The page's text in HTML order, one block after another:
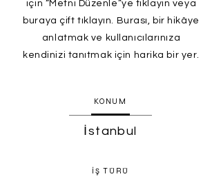
için “Metni Düzenle”ye tıklayın veya
buraya çift tıklayın. Burası, bir hikâye
anlatmak ve kullanıcılarınıza
kendinizi tanıtmak için harika bir yer.
KONUM
İstanbul
İŞ TÜRÜ